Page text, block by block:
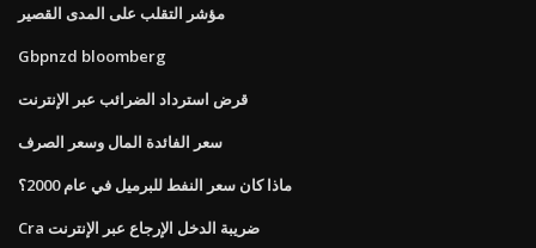
مؤشر التقلب على المدى القصير
Gbpnzd bloomberg
قرض استرداد الضرائب عبر الإنترنت
سعر الفائدة المال وسعر الصرف
ماذا كان سعر النفط للبرميل في عام 2000؟
Cra ضريبة الدخل الإرجاع عبر الإنترنت